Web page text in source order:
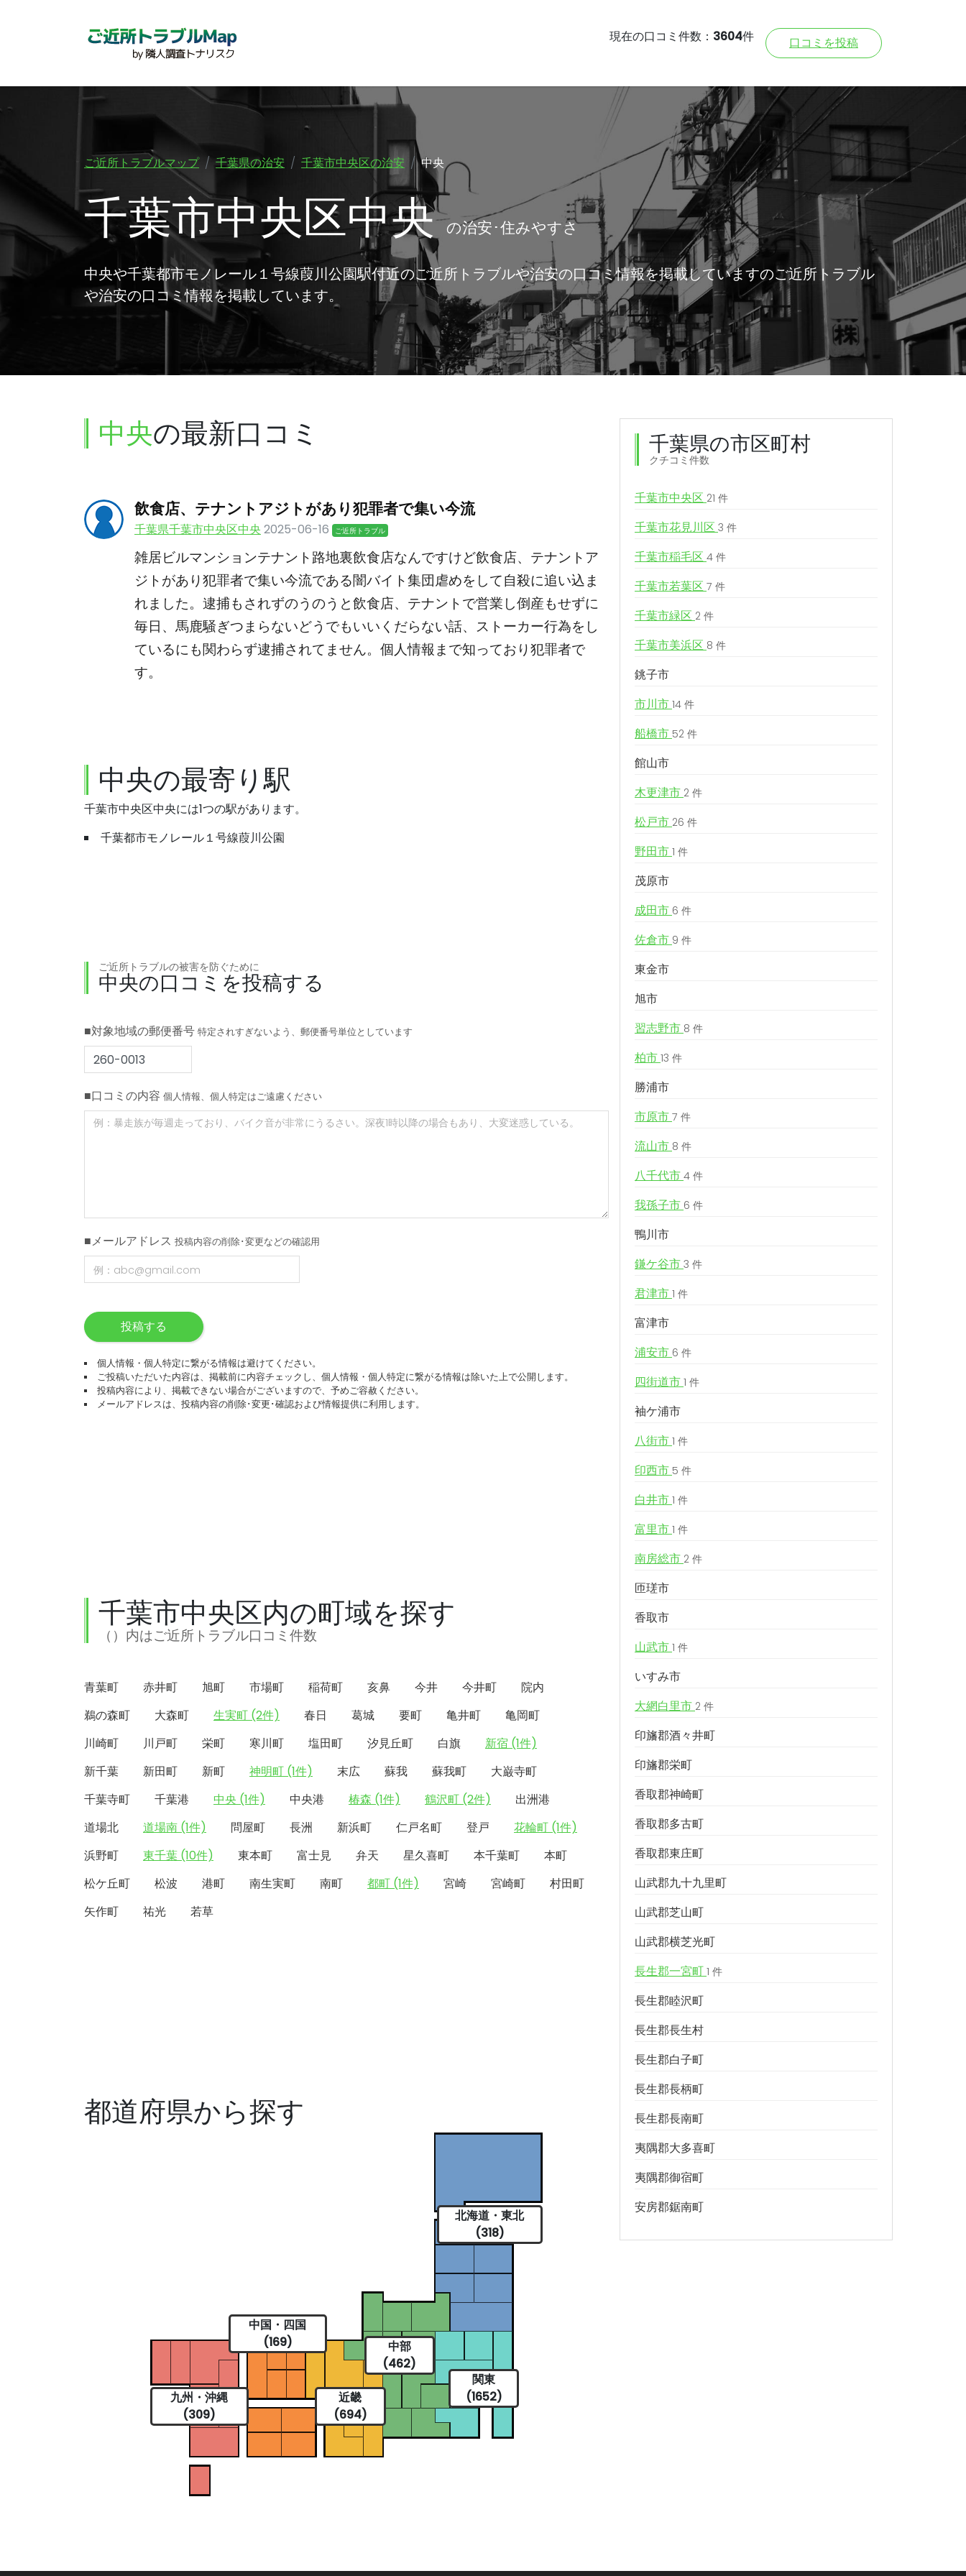
現在の口コミ件数： 3604件 口コミを投稿
ご近所トラブルマップ 千葉県の治安 千葉市中央区の治安 中央
千葉市中央区中央の治安･住みやすさ
中央や千葉都市モノレール１号線葭川公園駅付近のご近所トラブルや治安の口コミ情報を掲載していますのご近所トラブル
や治安の口コミ情報を掲載しています。
中央の最新口コミ
飲食店、テナントアジトがあり犯罪者で集い今流
千葉県千葉市中央区中央 2025-06-16 ご近所トラブル
雑居ビルマンションテナント路地裏飲食店なんですけど飲食店、テナントア
ジトがあり犯罪者で集い今流である闇バイト集団虐めをして自殺に追い込ま
れました。逮捕もされずのうのうと飲食店、テナントで営業し倒産もせずに
毎日、馬鹿騒ぎつまらないどうでもいいくだらない話、ストーカー行為をし
ているにも関わらず逮捕されてません。個人情報まで知っており犯罪者で
す。
中央の最寄り駅
千葉市中央区中央には1つの駅があります。
千葉都市モノレール１号線葭川公園
ご近所トラブルの被害を防ぐために
中央の口コミを投稿する
■対象地域の郵便番号 特定されすぎないよう、郵便番号単位としています
■口コミの内容 個人情報、個人特定はご遠慮ください
■メールアドレス 投稿内容の削除･変更などの確認用
投稿する
個人情報・個人特定に繋がる情報は避けてください。
ご投稿いただいた内容は、掲載前に内容チェックし、個人情報・個人特定に繋がる情報は除いた上で公開します。
投稿内容により、掲載できない場合がございますので、予めご容赦ください。
メールアドレスは、投稿内容の削除･変更･確認および情報提供に利用します。
千葉市中央区内の町域を探す
（）内はご近所トラブル口コミ件数
青葉町 赤井町 旭町 市場町 稲荷町 亥鼻 今井 今井町
院内
鵜の森町
大森町 生実町 (2件) 春日 葛城 要町 亀井町
亀岡町
川崎町
川戸町 栄町 寒川町 塩田町 汐見丘町 白旗
新宿 (1件)
新千葉
新田町 新町 神明町 (1件) 末広 蘇我 蘇我町
大巌寺町
千葉寺町
千葉港 中央 (1件) 中央港 椿森 (1件) 鶴沢町 (2件)
出洲港
道場北
道場南 (1件) 問屋町 長洲 新浜町 仁戸名町 登戸
花輪町 (1件)
浜野町
東千葉 (10件) 東本町 富士見 弁天 星久喜町 本千葉町
本町
松ケ丘町
松波 港町 南生実町 南町 都町 (1件) 宮崎 宮崎町
村田町
矢作町
祐光 若草
都道府県から探す
北海道・東北
(318)
関東
(1652)
中部
(462)
近畿
(694)
中国・四国
(169)
九州・沖縄
(309)
千葉県の市区町村
クチコミ件数
千葉市中央区 21 件
千葉市花見川区 3 件
千葉市稲毛区 4 件
千葉市若葉区 7 件
千葉市緑区 2 件
千葉市美浜区 8 件
銚子市
市川市 14 件
船橋市 52 件
館山市
木更津市 2 件
松戸市 26 件
野田市 1 件
茂原市
成田市 6 件
佐倉市 9 件
東金市
旭市
習志野市 8 件
柏市 13 件
勝浦市
市原市 7 件
流山市 8 件
八千代市 4 件
我孫子市 6 件
鴨川市
鎌ケ谷市 3 件
君津市 1 件
富津市
浦安市 6 件
四街道市 1 件
袖ケ浦市
八街市 1 件
印西市 5 件
白井市 1 件
富里市 1 件
南房総市 2 件
匝瑳市
香取市
山武市 1 件
いすみ市
大網白里市 2 件
印旛郡酒々井町
印旛郡栄町
香取郡神崎町
香取郡多古町
香取郡東庄町
山武郡九十九里町
山武郡芝山町
山武郡横芝光町
長生郡一宮町 1 件
長生郡睦沢町
長生郡長生村
長生郡白子町
長生郡長柄町
長生郡長南町
夷隅郡大多喜町
夷隅郡御宿町
安房郡鋸南町